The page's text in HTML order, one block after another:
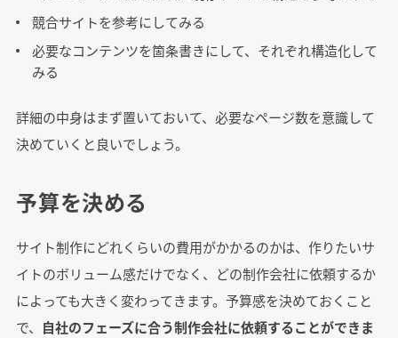
競合サイトを参考にしてみる
必要なコンテンツを箇条書きにして、それぞれ構造化して
みる
詳細の中身はまず置いておいて、必要なページ数を意識して
決めていくと良いでしょう。
予算を決める
サイト制作にどれくらいの費用がかかるのかは、作りたいサ
イトのボリューム感だけでなく、どの制作会社に依頼するか
によっても大きく変わってきます。予算感を決めておくこと
で、 自社のフェーズに合う制作会社に依頼することができま